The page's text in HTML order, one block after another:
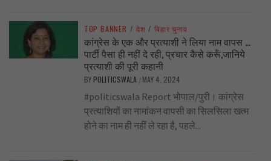
TOP BANNER / देश / बिहार चुनाव
कांग्रेस के एक और प्रत्याशी ने लिया नाम वापस …
पार्टी पैसा ही नहीं दे रही, प्रचार कैसे करूँ,जानिये
प्रत्याशी की पूरी कहानी
BY POLITICSWALA / MAY 4, 2024
#politicswala Report भोपाल/पुरी। कांग्रेस
प्रत्याशियों का नामांकन वापसी का सिलसिला खत्म
होने का नाम ही नहीं ले रहा है, पहले...